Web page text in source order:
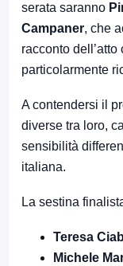
serata saranno
Campaner, che
racconto
particolarmente
A contendersi il
diverse tra loro,
sensibilità
italiana.
La sestina
Teresa
Michele